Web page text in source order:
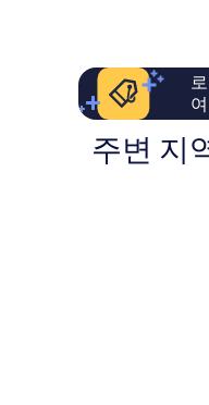
용
기
1,004
개
주변 지